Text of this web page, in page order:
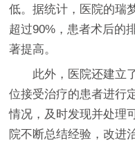
低。据统计，医院的瑞
超过90%，患者术后的
著提高。
此外，医院还建立
位接受治疗的患者进行
情况，及时发现并处理
院不断总结经验，改进